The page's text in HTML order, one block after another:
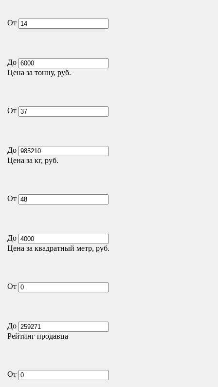
От
До
Цена за тонну, руб.
От
До
Цена за кг, руб.
От
До
Цена за квадратный метр, руб.
От
До
Рейтинг продавца
От